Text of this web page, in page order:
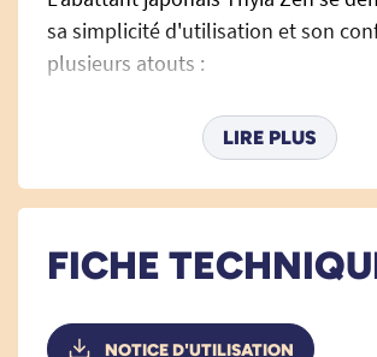
sa simplicité d'utilisation et son
plusieurs atouts :
Chauffage de l'eau instantané et
économique, qui ne s'active
Double fonction lavante avant
avec réglage de la pression du
Désinfection par LED UV.
Un système de fixation rapide
LIRE PLUS
FICHE
NOTICE D'UTILISATION